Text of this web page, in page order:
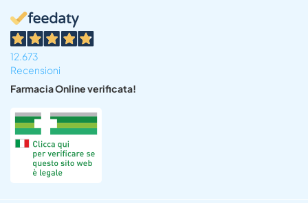
12.673
Recensioni
Farmacia Online verificata!